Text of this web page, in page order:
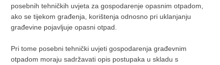
posebnih tehničkih uvjeta za gospodarenje opasnim otpadom,
ako se tijekom građenja, korištenja odnosno pri uklanjanju
građevine pojavljuje opasni otpad.
Pri tome posebni tehnički uvjeti gospodarenja građevnim
otpadom moraju sadržavati opis postupaka u skladu s